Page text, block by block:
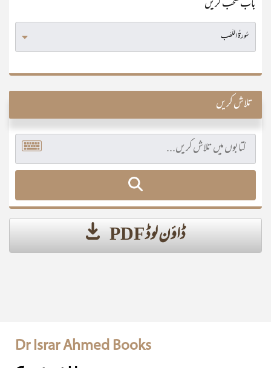
باب منتخب کریں
تلاش کریں
ڈاؤن لوڈ PDF
Dr Israr Ahmed Books